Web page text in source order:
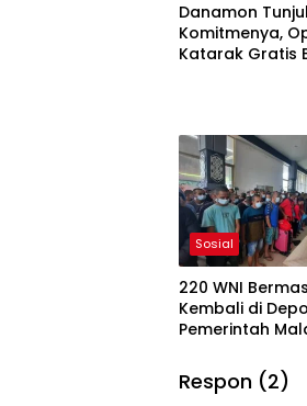
Danamon
Komitmenya,
Katarak Gratis
Sosial
220 WNI
Kembali di
Pemerintah
Respon (2)